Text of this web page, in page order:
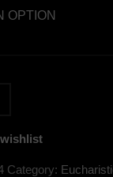
OPTION
Category: